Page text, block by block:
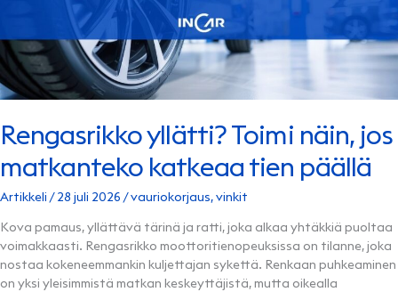
Rengasrikko yllätti? Toimi näin, jos
matkanteko katkeaa tien päällä
Artikkeli /28 juli 2026 /vauriokorjaus,vinkit
Kova pamaus, yllättävä tärinä ja ratti, joka alkaa yhtäkkiä puoltaa
voimakkaasti. Rengasrikko moottoritienopeuksissa on tilanne, joka
nostaa kokeneemmankin kuljettajan sykettä. Renkaan puhkeaminen
on yksi yleisimmistä matkan keskeyttäjistä, mutta oikealla